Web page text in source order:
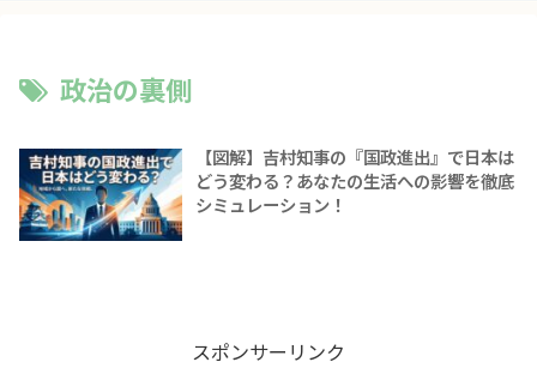
政治の裏側
【図解】吉村知事の『国政進出』で日本は
どう変わる？あなたの生活への影響を徹底
シミュレーション！
スポンサーリンク